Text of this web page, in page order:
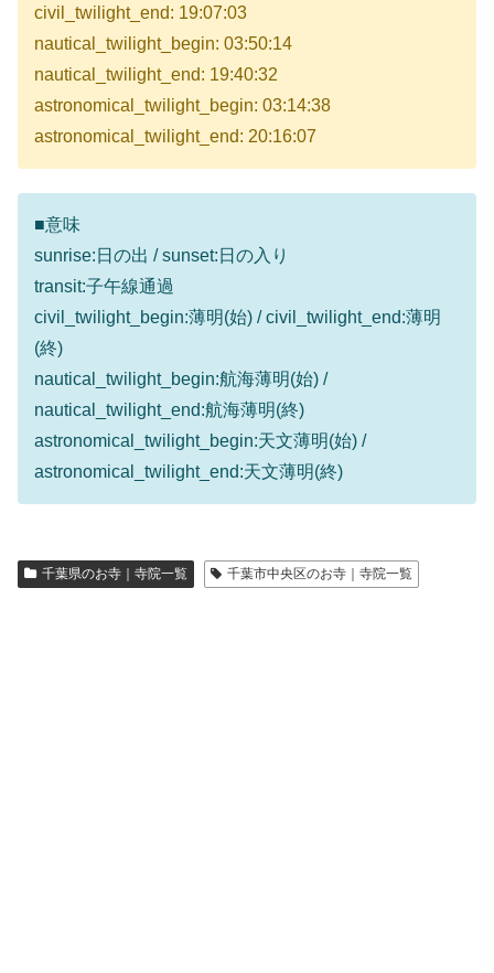
civil_twilight_end: 19:07:03
nautical_twilight_begin: 03:50:14
nautical_twilight_end: 19:40:32
astronomical_twilight_begin: 03:14:38
astronomical_twilight_end: 20:16:07
■意味
sunrise:日の出 / sunset:日の入り
transit:子午線通過
civil_twilight_begin:薄明(始) / civil_twilight_end:薄明
(終)
nautical_twilight_begin:航海薄明(始) /
nautical_twilight_end:航海薄明(終)
astronomical_twilight_begin:天文薄明(始) /
astronomical_twilight_end:天文薄明(終)
千葉県のお寺｜寺院一覧 千葉市中央区のお寺｜寺院一覧